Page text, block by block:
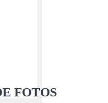
FOTOS